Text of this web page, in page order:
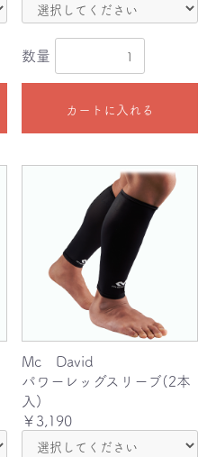
数量
カートに入れる
Mc David
パワーレッグスリーブ(2本
入)
￥3,190